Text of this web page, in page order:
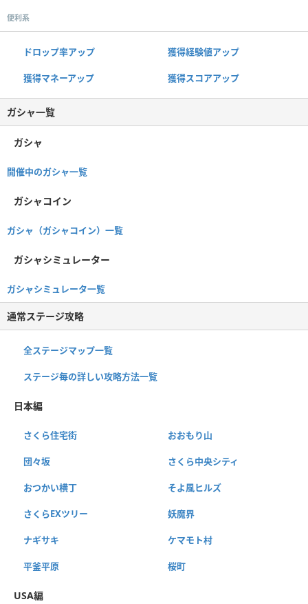
便利系
ドロップ率アップ 獲得経験値アップ
獲得マネーアップ 獲得スコアアップ
ガシャ一覧
ガシャ
開催中のガシャ一覧
ガシャコイン
ガシャ（ガシャコイン）一覧
ガシャシミュレーター
ガシャシミュレータ一覧
通常ステージ攻略
全ステージマップ一覧
ステージ毎の詳しい攻略方法一覧
日本編
さくら住宅街 おおもり山
団々坂 さくら中央シティ
おつかい横丁 そよ風ヒルズ
さくらEXツリー 妖魔界
ナギサキ ケマモト村
平釜平原 桜町
USA編